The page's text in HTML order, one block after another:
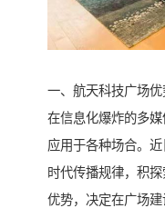
一、航天科技广场优
在信息化爆炸的多
应用于各种场合。
时代传播规律，积
优势，决定在广场